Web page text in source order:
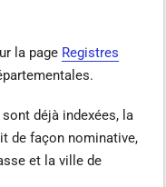
la page Registres
déjà indexées, la
de façon nominative,
et la ville de